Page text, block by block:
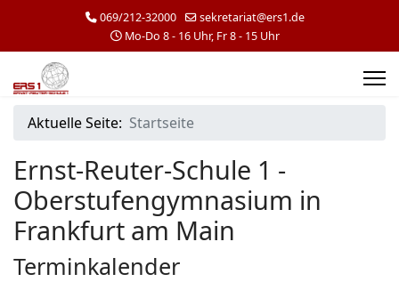
069/212-32000
sekretariat@ers1.de
Mo-Do 8 - 16 Uhr, Fr 8 - 15 Uhr
Aktuelle Seite: Startseite
Ernst-Reuter-Schule 1 -
Oberstufengymnasium in
Frankfurt am Main
Terminkalender